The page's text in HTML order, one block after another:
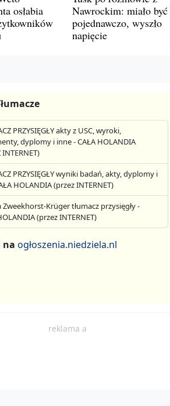
osłabia
Nawrockim: miało być
pojednawczo, wyszło
napięcie
PRZYSIĘGŁY akty z USC, wyroki,
dyplomy i inne - CAŁA HOLANDIA
INTERNET)
PRZYSIĘGŁY wyniki badań, akty, dyplomy i
HOLANDIA (przez INTERNET)
Zweekhorst-Krüger tłumacz przysięgły -
(przez INTERNET)
naogłoszenia.niedziela.nl
reklama a